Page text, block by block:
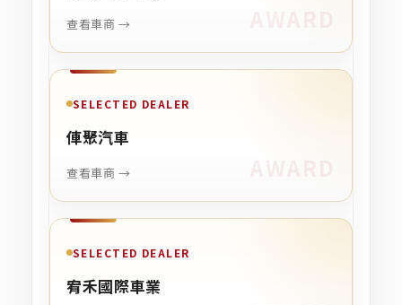
查看車商 →
SELECTED DEALER
俥聚汽車
查看車商 →
SELECTED DEALER
宥禾國際車業